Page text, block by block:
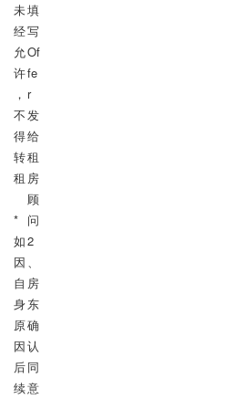
未
经
允
许
，
不
得
转
租
*
如
因
自
身
原
因
后
续
填
写
Of
fe
r
发
给
租
房
顾
问
2
、
房
东
确
认
同
意